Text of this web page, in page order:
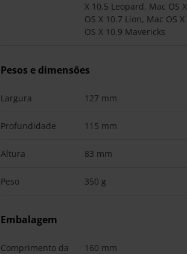
X 10.5 Leopard, Mac OS
OS X 10.7 Lion, Mac OS
OS X 10.9 Mavericks
Pesos e dimensões
Largura 127 mm
Profundidade 115 mm
Altura 83 mm
Peso 350 g
Embalagem
Comprimento da
160 mm